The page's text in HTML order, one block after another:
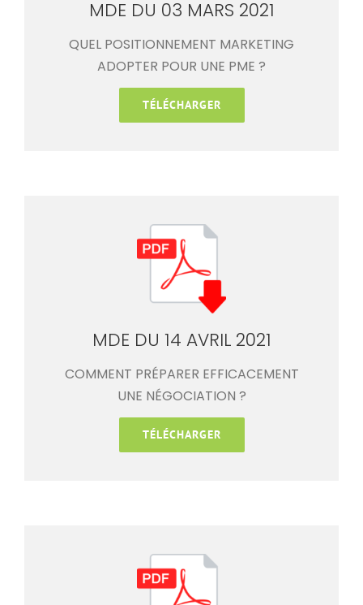
MDE DU 03 MARS 2021
QUEL POSITIONNEMENT MARKETING
ADOPTER POUR UNE PME ?
TÉLÉCHARGER
MDE DU 14 AVRIL 2021
COMMENT PRÉPARER EFFICACEMENT
UNE NÉGOCIATION ?
TÉLÉCHARGER